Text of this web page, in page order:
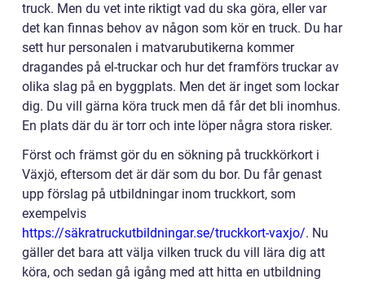
truck. Men du vet inte riktigt vad du ska göra, eller var
det kan finnas behov av någon som kör en truck. Du har
sett hur personalen i matvarubutikerna kommer
dragandes på el-truckar och hur det framförs truckar av
olika slag på en byggplats. Men det är inget som lockar
dig. Du vill gärna köra truck men då får det bli inomhus.
En plats där du är torr och inte löper några stora risker.
Först och främst gör du en sökning på truckkörkort i
Växjö, eftersom det är där som du bor. Du får genast
upp förslag på utbildningar inom truckkort, som
exempelvis
https://säkratruckutbildningar.se/truckkort-vaxjo/. Nu
gäller det bara att välja vilken truck du vill lära dig att
köra, och sedan gå igång med att hitta en utbildning